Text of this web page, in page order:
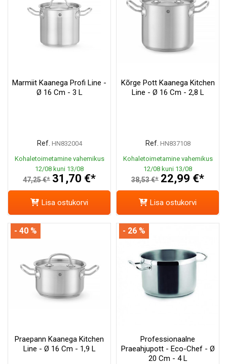
Marmiit Kaanega Profi Line -
Ø 16 Cm - 3 L
Ref. HN832004
Kohaletoimetamine vahemikus
12/08 kuni 13/08
47,25 €* 31,70 €*
Lisa ostukorvi
Kõrge Pott Kaanega Kitchen
Line - Ø 16 Cm - 2,8 L
Ref. HN837108
Kohaletoimetamine vahemikus
12/08 kuni 13/08
38,53 €* 22,99 €*
Lisa ostukorvi
Praepann Kaanega Kitchen
Line - Ø 16 Cm - 1,9 L
- 40 %
Professionaalne
Praeahjupott - Eco-Chef - Ø
20 Cm - 4 L
- 26 %